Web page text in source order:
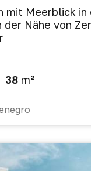
mit Meerblick in
der Nähe von
38 m²